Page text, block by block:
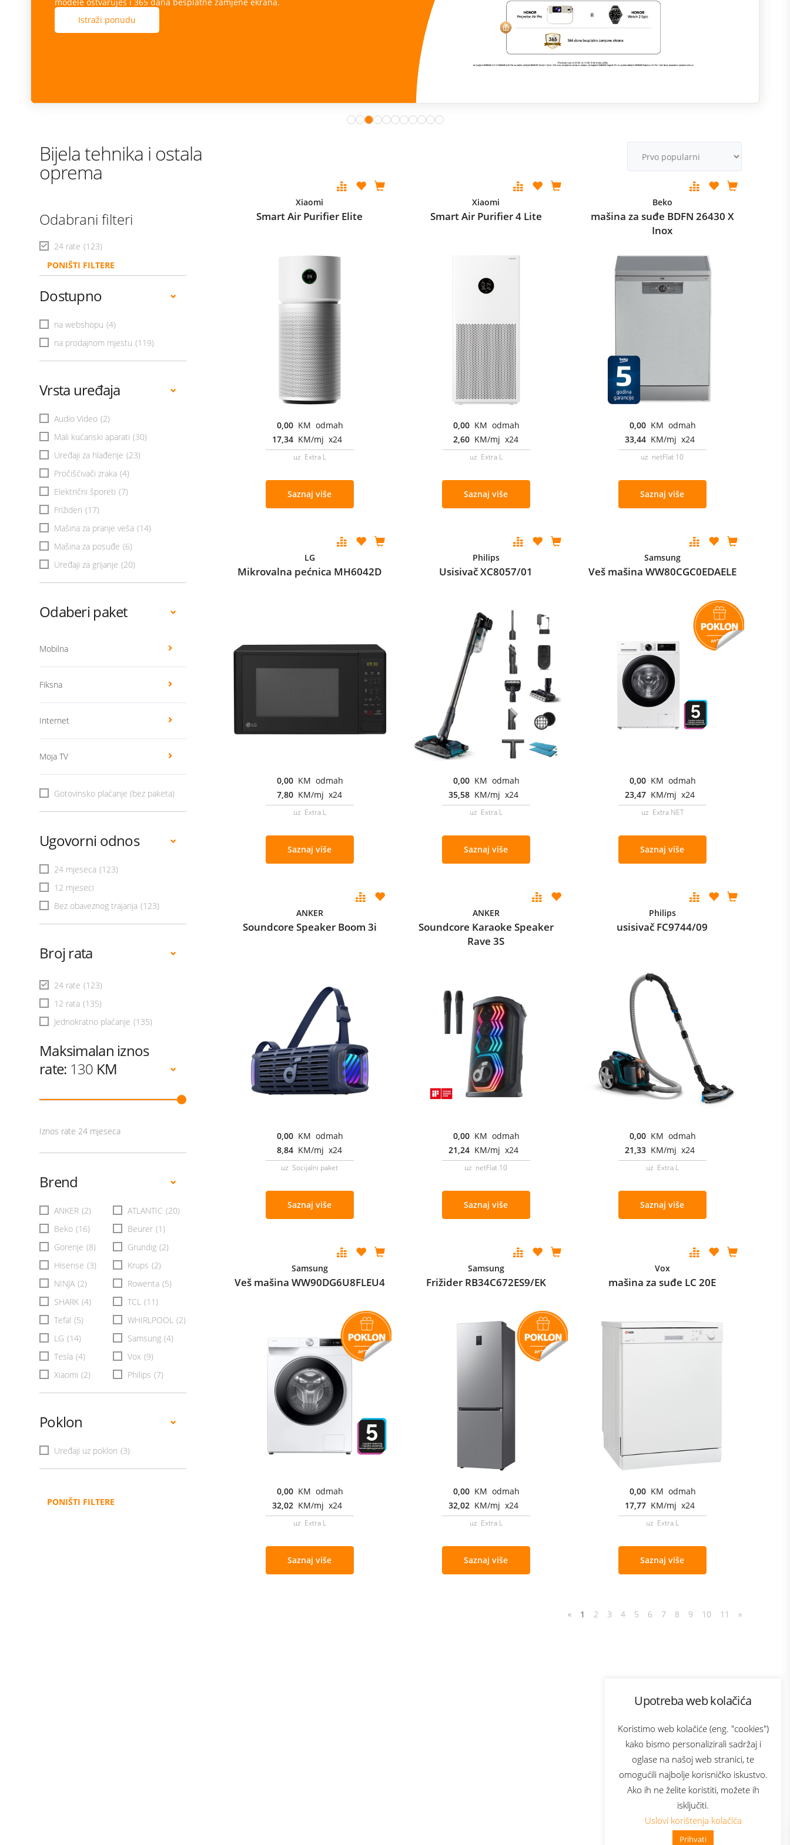
Upotreba web kolačića
Koristimo web kolačiće (eng. "cookies")
kako bismo personalizirali sadržaj i
oglase na našoj web stranici, te
omogućili najbolje korisničko iskustvo.
Ako ih ne želite koristiti, možete ih
isključiti.
Uslovi korištenja kolačića
Prihvati
👋 Zdravo, kako mogu pomoći?
Istraži ponudu
Bijela tehnika i ostala
oprema
Odabrani filteri
24 rate (123)
PONIŠTI FILTERE
Dostupno
na webshopu (4)
na prodajnom mjestu (119)
Vrsta uređaja
Audio Video (2)
Mali kućanski aparati (30)
Uređaji za hlađenje (23)
Pročišćivači zraka (4)
Električni šporeti (7)
Frižideri (17)
Mašina za pranje veša (14)
Mašina za posuđe (6)
Uređaji za grijanje (20)
Odaberi paket
Mobilna
Fiksna
Internet
Moja TV
Gotovinsko plaćanje (bez paketa)
Ugovorni odnos
24 mjeseca (123)
12 mjeseci
Bez obaveznog trajanja (123)
Broj rata
24 rate (123)
12 rata (135)
Jednokratno plaćanje (135)
Maksimalan iznos
rate: 130 KM
Iznos rate 24 mjeseca
Brend
ANKER (2) ATLANTIC (20)
Beko (16) Beurer (1)
Gorenje (8) Grundig (2)
Hisense (3) Krups (2)
NINJA (2) Rowenta (5)
SHARK (4) TCL (11)
Tefal (5) WHIRLPOOL (2)
LG (14) Samsung (4)
Tesla (4) Vox (9)
Xiaomi (2) Philips (7)
Poklon
Uređaji uz poklon (3)
PONIŠTI FILTERE
Xiaomi
Smart Air Purifier Elite
0,00 KM odmah
17,34 KM/mj x24
uz Extra L
Saznaj više
Xiaomi
Smart Air Purifier 4 Lite
0,00 KM odmah
2,60 KM/mj x24
uz Extra L
Saznaj više
Beko
mašina za suđe BDFN 26430 X
Inox
0,00 KM odmah
33,44 KM/mj x24
uz netFlat 10
Saznaj više
LG
Mikrovalna pećnica MH6042D
0,00 KM odmah
7,80 KM/mj x24
uz Extra L
Saznaj više
Philips
Usisivač XC8057/01
0,00 KM odmah
35,58 KM/mj x24
uz Extra L
Saznaj više
Samsung
Veš mašina WW80CGC0EDAELE
0,00 KM odmah
23,47 KM/mj x24
uz Extra NET
Saznaj više
ANKER
Soundcore Speaker Boom 3i
0,00 KM odmah
8,84 KM/mj x24
uz Socijalni paket
Saznaj više
ANKER
Soundcore Karaoke Speaker
Rave 3S
0,00 KM odmah
21,24 KM/mj x24
uz netFlat 10
Saznaj više
Philips
usisivač FC9744/09
0,00 KM odmah
21,33 KM/mj x24
uz Extra L
Saznaj više
Samsung
Veš mašina WW90DG6U8FLEU4
0,00 KM odmah
32,02 KM/mj x24
uz Extra L
Saznaj više
Samsung
Frižider RB34C672ES9/EK
0,00 KM odmah
32,02 KM/mj x24
uz Extra L
Saznaj više
Vox
mašina za suđe LC 20E
0,00 KM odmah
17,77 KM/mj x24
uz Extra L
Saznaj više
« 1 2 3 4 5 6 7 8 9 10 11 »
Bonus plus
Prijava za newsletter